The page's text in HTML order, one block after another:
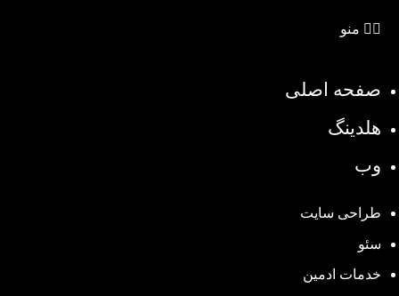
منو
صفحه اصلی
هلدینگ
وب
طراحی سایت
سئو
خدمات ادمین